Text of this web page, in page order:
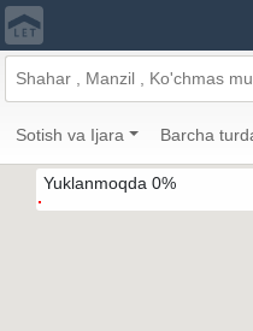
Sotish va Ijara Barcha
Yuklanmoqda 0%